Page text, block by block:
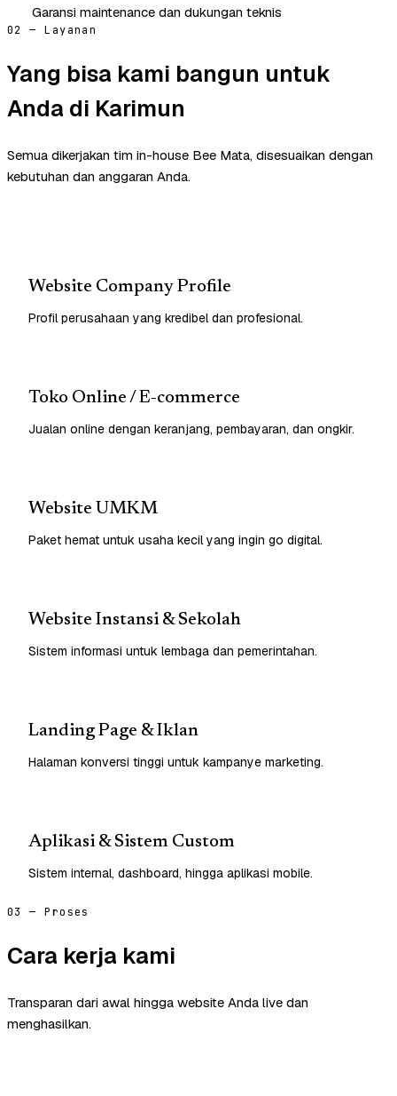
Garansi maintenance dan dukungan teknis
02 — Layanan
Yang bisa kami bangun untuk
Anda di Karimun
Semua dikerjakan tim in-house Bee Mata, disesuaikan dengan
kebutuhan dan anggaran Anda.
Website Company Profile
Profil perusahaan yang kredibel dan profesional.
Toko Online / E-commerce
Jualan online dengan keranjang, pembayaran, dan ongkir.
Website UMKM
Paket hemat untuk usaha kecil yang ingin go digital.
Website Instansi & Sekolah
Sistem informasi untuk lembaga dan pemerintahan.
Landing Page & Iklan
Halaman konversi tinggi untuk kampanye marketing.
Aplikasi & Sistem Custom
Sistem internal, dashboard, hingga aplikasi mobile.
03 — Proses
Cara kerja kami
Transparan dari awal hingga website Anda live dan
menghasilkan.